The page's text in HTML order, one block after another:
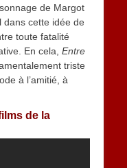
de Margot
dans cette idée de
toute fatalité
En cela, Entre
triste
à l’amitié, à
de la